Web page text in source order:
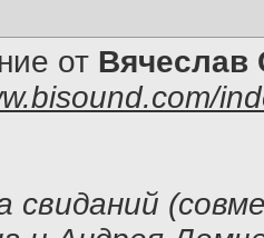
от Вячеслав
свиданий